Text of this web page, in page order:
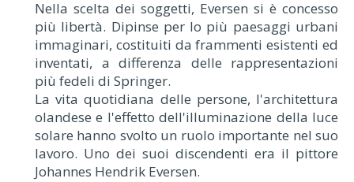
Nella scelta dei soggetti, Eversen si è concesso
più libertà. Dipinse per lo più paesaggi urbani
immaginari, costituiti da frammenti esistenti ed
inventati, a differenza delle rappresentazioni
più fedeli di Springer.
La vita quotidiana delle persone, l'architettura
olandese e l'effetto dell'illuminazione della luce
solare hanno svolto un ruolo importante nel suo
lavoro. Uno dei suoi discendenti era il pittore
Johannes Hendrik Eversen.